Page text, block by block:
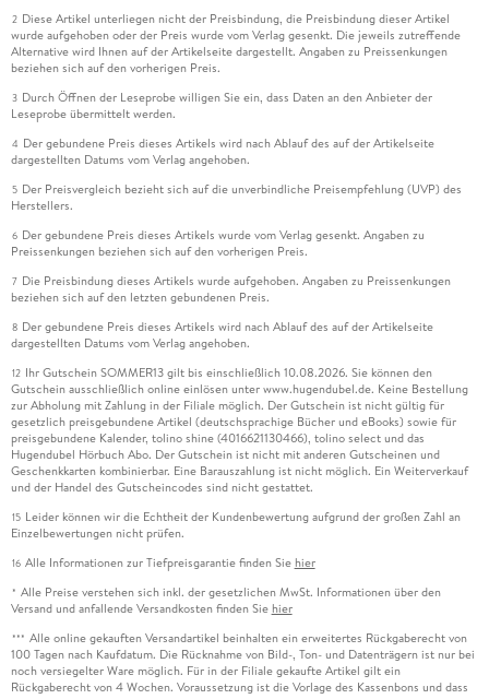
2 Diese Artikel unterliegen nicht der Preisbindung, die Preisbindung dieser Artikel
wurde aufgehoben oder der Preis wurde vom Verlag gesenkt. Die jeweils zutreffende
Alternative wird Ihnen auf der Artikelseite dargestellt. Angaben zu Preissenkungen
beziehen sich auf den vorherigen Preis.
3 Durch Öffnen der Leseprobe willigen Sie ein, dass Daten an den Anbieter der
Leseprobe übermittelt werden.
4 Der gebundene Preis dieses Artikels wird nach Ablauf des auf der Artikelseite
dargestellten Datums vom Verlag angehoben.
5 Der Preisvergleich bezieht sich auf die unverbindliche Preisempfehlung (UVP) des
Herstellers.
6 Der gebundene Preis dieses Artikels wurde vom Verlag gesenkt. Angaben zu
Preissenkungen beziehen sich auf den vorherigen Preis.
7 Die Preisbindung dieses Artikels wurde aufgehoben. Angaben zu Preissenkungen
beziehen sich auf den letzten gebundenen Preis.
8 Der gebundene Preis dieses Artikels wird nach Ablauf des auf der Artikelseite
dargestellten Datums vom Verlag angehoben.
12 Ihr Gutschein SOMMER13 gilt bis einschließlich 10.08.2026. Sie können den
Gutschein ausschließlich online einlösen unter www.hugendubel.de. Keine Bestellung
zur Abholung mit Zahlung in der Filiale möglich. Der Gutschein ist nicht gültig für
gesetzlich preisgebundene Artikel (deutschsprachige Bücher und eBooks) sowie für
preisgebundene Kalender, tolino shine (4016621130466), tolino select und das
Hugendubel Hörbuch Abo. Der Gutschein ist nicht mit anderen Gutscheinen und
Geschenkkarten kombinierbar. Eine Barauszahlung ist nicht möglich. Ein Weiterverkauf
und der Handel des Gutscheincodes sind nicht gestattet.
15 Leider können wir die Echtheit der Kundenbewertung aufgrund der großen Zahl an
Einzelbewertungen nicht prüfen.
16 Alle Informationen zur Tiefpreisgarantie finden Sie hier
* Alle Preise verstehen sich inkl. der gesetzlichen MwSt. Informationen über den
Versand und anfallende Versandkosten finden Sie hier
*** Alle online gekauften Versandartikel beinhalten ein erweitertes Rückgaberecht von
100 Tagen nach Kaufdatum. Die Rücknahme von Bild-, Ton- und Datenträgern ist nur bei
noch versiegelter Ware möglich. Für in der Filiale gekaufte Artikel gilt ein
Rückgaberecht von 4 Wochen. Voraussetzung ist die Vorlage des Kassenbons und dass